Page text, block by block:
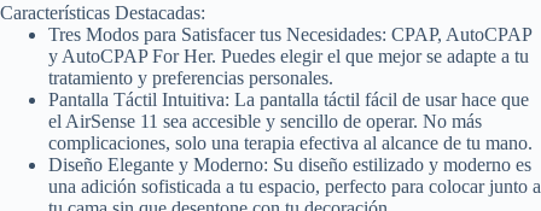
Características Destacadas:
Tres Modos para Satisfacer tus Necesidades: CPAP, AutoCPAP
y AutoCPAP For Her. Puedes elegir el que mejor se adapte a tu
tratamiento y preferencias personales.
Pantalla Táctil Intuitiva: La pantalla táctil fácil de usar hace que
el AirSense 11 sea accesible y sencillo de operar. No más
complicaciones, solo una terapia efectiva al alcance de tu mano.
Diseño Elegante y Moderno: Su diseño estilizado y moderno es
una adición sofisticada a tu espacio, perfecto para colocar junto a